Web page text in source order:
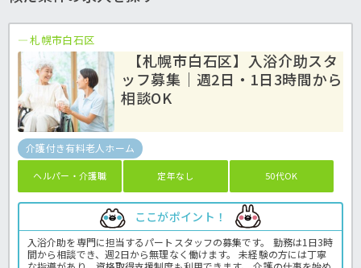
札幌市白石区
【札幌市白石区】入浴介助スタ
ッフ募集｜週2日・1日3時間から
相談OK
介護付き有料老人ホーム
ヘルパー・介護職 定年なし 50代OK
ここがポイント！
入浴介助を専門に担当するパートスタッフの募集です。 勤務は1日3時
間から相談でき、週2日から無理なく働けます。 未経験の方には丁寧